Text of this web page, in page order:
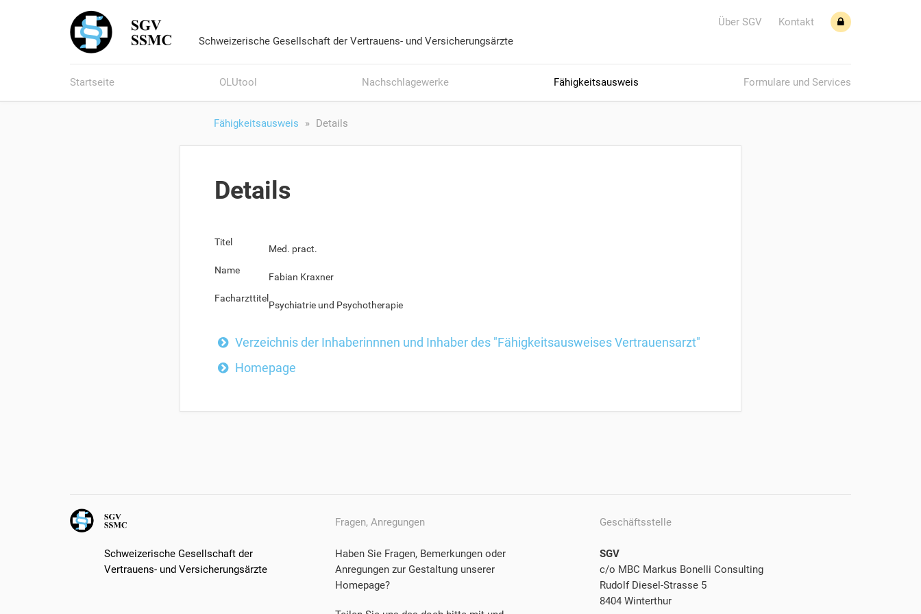
Über SGV
Kontakt
Schweizerische Gesellschaft der Vertrauens- und Versicherungsärzte
Startseite OLUtool Nachschlagewerke Fähigkeitsausweis Formulare und Services
Fähigkeitsausweis Details
Details
Titel
Med. pract.
Name
Fabian Kraxner
Facharzttitel
Psychiatrie und Psychotherapie
Verzeichnis der Inhaberinnnen und Inhaber des "Fähigkeitsausweises Vertrauensarzt"
Homepage
Schweizerische Gesellschaft der
Vertrauens- und Versicherungsärzte
Fragen, Anregungen
Haben Sie Fragen, Bemerkungen oder
Anregungen zur Gestaltung unserer
Homepage?
Geschäftsstelle
SGV
c/o MBC Markus Bonelli Consulting
Rudolf Diesel-Strasse 5
8404 Winterthur